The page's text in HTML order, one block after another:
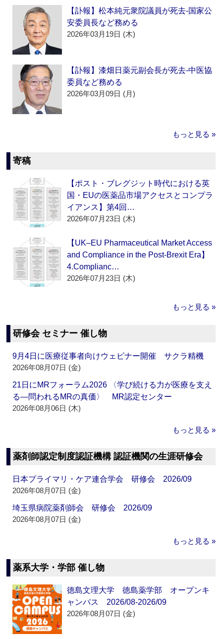
【訃報】松本純元衆院議員が死去‐国家公
安委員長など務める
2026年03月19日 (木)
【訃報】漆畑日薬元副会長が死去‐中医協
委員など務める
2026年03月09日 (月)
もっと見る »
寄稿
【ポスト・ブレグジット時代における英
国・EUの医薬品市場アクセスとコンプラ
イアンス】第4回…
2026年07月23日 (木)
【UK–EU Pharmaceutical Market Access
and Compliance in the Post-Brexit Era】
4.Complianc…
2026年07月23日 (木)
もっと見る »
研修会 セミナー 催し物
9月4日に医療従事者向けウェビナー開催 サクラ精機
2026年08月07日 (金)
21日にMRフォーラム2026 〈学び続ける力が医療を支え
る―問われるMRの真価〉 MR認定センター
2026年08月06日 (木)
もっと見る »
薬剤師認定制度認証機構 認証機関の生涯研修会
日本プライマリ・ケア連合学会 研修会 2026/09
2026年08月07日 (金)
埼玉県病院薬剤師会 研修会 2026/09
2026年08月07日 (金)
もっと見る »
薬系大学・学部 催し物
徳島文理大学 徳島薬学部 オープンキ
ャンパス 2026/08-2026/09
2026年08月07日 (金)